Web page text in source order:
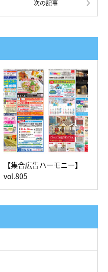
【集合広告ハーモニー】
vol.805